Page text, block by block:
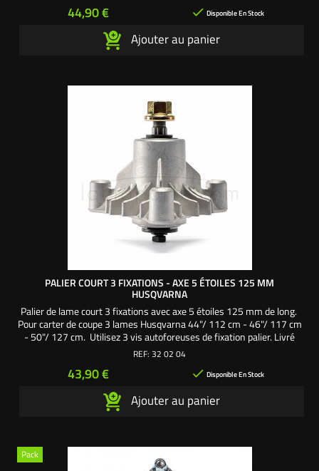
écrou frein de palier. - 1 vis...
Prix
44,90 €  Disponible En Stock
Ajouter au panier
PALIER COURT 3 FIXATIONS - AXE 5 ÉTOILES 125 MM
HUSQVARNA
Palier de lame court 3 fixations avec axe 5 étoiles 125 mm de long.
Pour carter de coupe 3 lames Husqvarna 44"/ 112 cm - 46"/ 117 cm
- 50"/ 127 cm. Utilisez 3 vis autoforeuses de fixation palier. Livré
avec : - 1 axe 125 mm avec empreinte de la lame en forme d'étoile 5
fixations 123 mm. -...
REF: 32 02 04
Prix
43,90 €  Disponible En Stock
Ajouter au panier
Pack